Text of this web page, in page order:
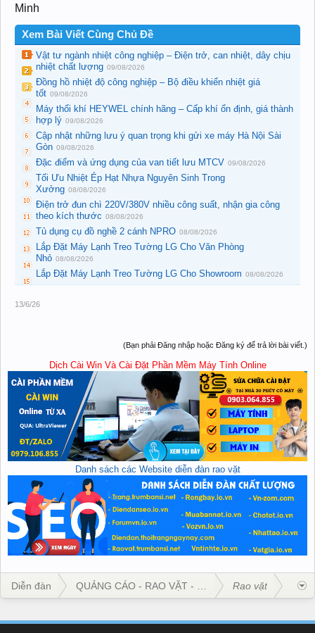
Minh
Xem Bài Viết Cùng Chủ Đề
Vật tư ngành nhiệt công nghiệp – Điện trở, can nhiệt, dây chịu
nhiệt chất lượng 09/08/2026
Đồng hồ nhiệt độ công nghiệp – Bộ điều khiển nhiệt giá
tốt 09/08/2026
Máy thổi khí HEYWEL chính hãng – Cấp khí ổn định, giá thành
hợp lý 09/08/2026
Cập nhật những lưu ý quan trọng khi gửi xe máy Hà Nội Sài
Gòn 09/08/2026
Đặc điểm và ứng dụng của van tiết lưu MTCV 09/08/2026
Tối Ưu Nhiệt Ép Hạt Nhựa Nguyên Sinh Trong
Xưởng 08/08/2026
Điện trở đun chì 220V/380V nhiều công suất, nhận gia công
theo kích thước 08/08/2026
Tủ dụng cụ đồ nghề 2 cánh NPRO 08/08/2026
Lắp Đặt Máy Lạnh Treo Tường LG Cho Văn Phòng
Nhỏ 08/08/2026
Lắp Đặt Máy Lạnh Treo Tường LG Cho Showroom 08/08/2026
13/6/26
(Bạn phải Đăng nhập hoặc Đăng ký để trả lời bài viết.)
Dịch Cài Win Và Cài Đặt Phần Mềm Máy Tính Online
Danh sách các Website diễn đàn rao vặt
Diễn đàn QUẢNG CÁO - RAO VẶT - KINH DOANH
Rao vặt